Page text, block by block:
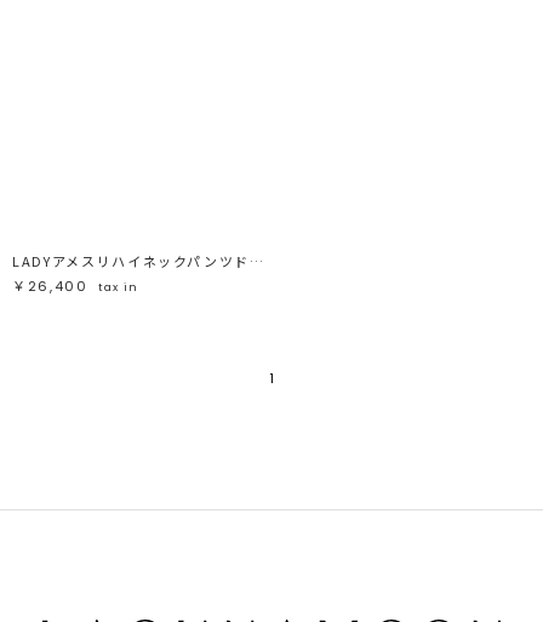
LADYアメスリハイネックパンツドレス
￥26,400
tax in
1